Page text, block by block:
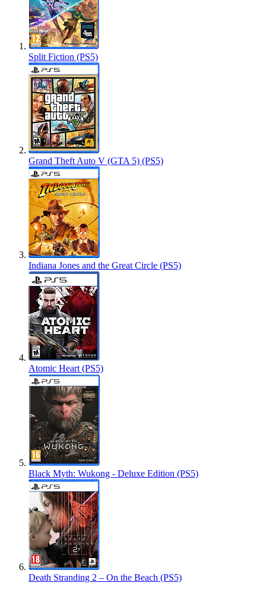
Split Fiction (PS5)
Grand Theft Auto V (GTA 5) (PS5)
Indiana Jones and the Great Circle (PS5)
Atomic Heart (PS5)
Black Myth: Wukong - Deluxe Edition (PS5)
Death Stranding 2 – On the Beach (PS5)